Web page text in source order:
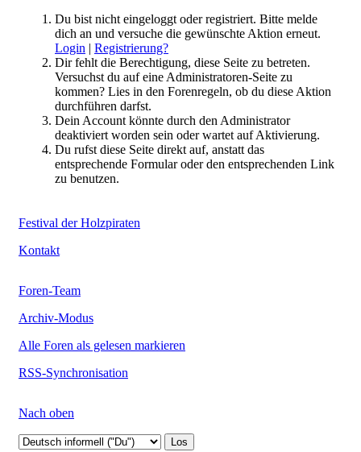
Du bist nicht eingeloggt oder registriert. Bitte melde
dich an und versuche die gewünschte Aktion erneut.
Login | Registrierung?
Dir fehlt die Berechtigung, diese Seite zu betreten.
Versuchst du auf eine Administratoren-Seite zu
kommen? Lies in den Forenregeln, ob du diese Aktion
durchführen darfst.
Dein Account könnte durch den Administrator
deaktiviert worden sein oder wartet auf Aktivierung.
Du rufst diese Seite direkt auf, anstatt das
entsprechende Formular oder den entsprechenden Link
zu benutzen.
Festival der Holzpiraten
Kontakt
Foren-Team
Archiv-Modus
Alle Foren als gelesen markieren
RSS-Synchronisation
Nach oben